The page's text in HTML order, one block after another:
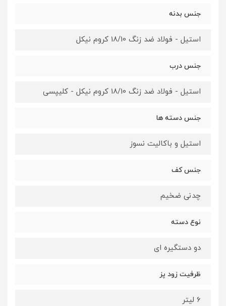
جنس بدنه
استیل - فولاد ضد زنگ 18/10 کروم نیکل
جنس درب
استیل - فولاد ضد زنگ 18/10 کروم نیکل - کلیپسی
جنس دسته ها
استیل و باکالیت نسوز
جنس کف
چدنی ضخیم
نوع دسته
دو دستگیره ای
ظرفیت زود پز
6 لیتر